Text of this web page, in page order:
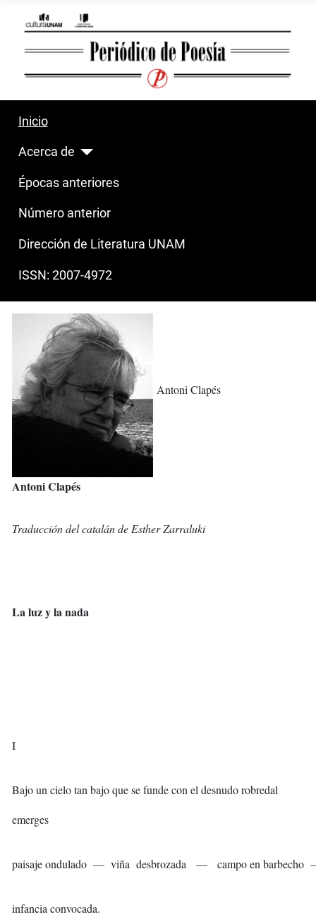
Inicio
Acerca de
Épocas anteriores
Número anterior
Dirección de Literatura UNAM
ISSN: 2007-4972
Antoni Clapés
Antoni Clapés
Traducción del catalán de Esther Zarraluki
La luz y la nada
I
Bajo un cielo tan bajo que se funde con el desnudo robredal
emerges
paisaje ondulado — viña desbrozada — campo en barbecho —
infancia convocada.